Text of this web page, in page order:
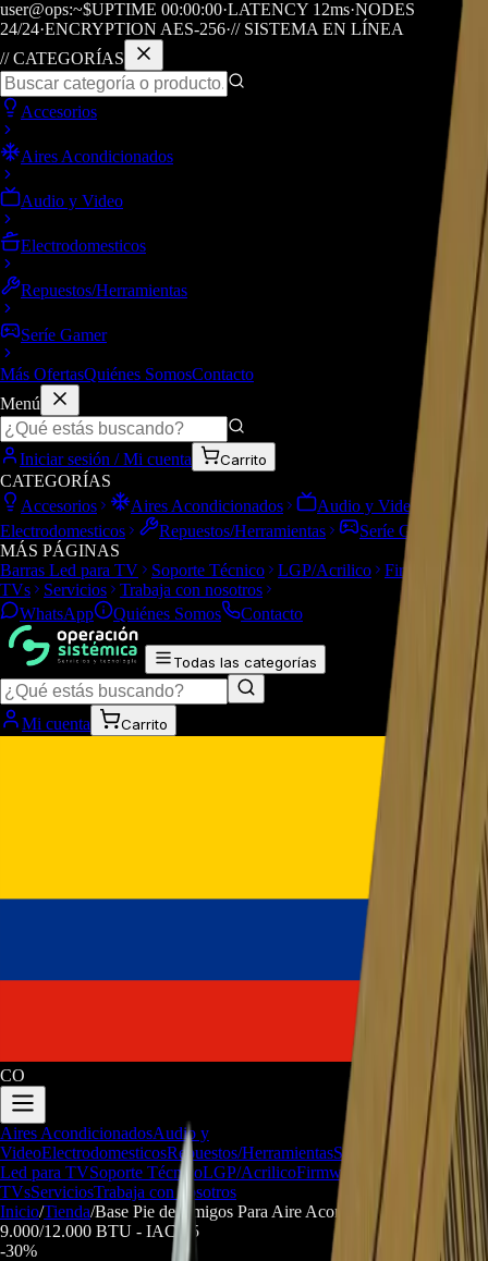
user@ops:~$UPTIME 00:00:00·LATENCY 12ms·NODES
24/24·ENCRYPTION AES-256·// SISTEMA EN LÍNEA
// CATEGORÍAS
Accesorios
Aires Acondicionados
Audio y Video
Electrodomesticos
Repuestos/Herramientas
Seríe Gamer
Más OfertasQuiénes SomosContacto
Menú
Iniciar sesión / Mi cuenta Carrito
CATEGORÍAS
Accesorios
Aires Acondicionados
Audio y Video
Electrodomesticos
Repuestos/Herramientas
Seríe Gamer
MÁS PÁGINAS
Barras Led para TV
Soporte Técnico LGP/Acrilico
Firmware de
TVs
Servicios
Trabaja con nosotros
WhatsApp
Quiénes Somos Contacto
Todas las categorías
Mi cuenta Carrito
CO
Aires AcondicionadosAudio y
VideoElectrodomesticosRepuestos/HerramientasSeríe Gamer
Barras
Led para TVSoporte TécnicoLGP/AcrilicoFirmware de
TVsServiciosTrabaja con nosotros
Inicio/Tienda/Base Pie de Amigos Para Aire Acondicionado MiniSplit
9.000/12.000 BTU - IAC-15
-30%